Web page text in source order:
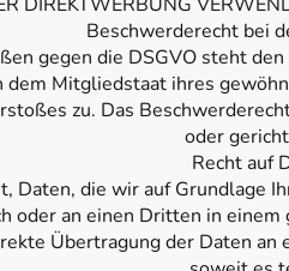
Beschwerde­recht bei
gegen die DSGVO steht
dem Mitgliedstaat ihres
zu. Das
oder
Recht auf
Daten, die wir auf Grundlage
oder an einen Dritten in
Übertragung der Daten